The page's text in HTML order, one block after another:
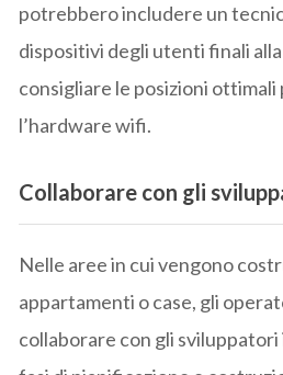
potrebbero includere un
dispositivi degli utenti finali
consigliare le posizioni ottimali
l’hardware wifi.
Collaborare con gli
Nelle aree in cui vengono
appartamenti o case, gli
collaborare con gli